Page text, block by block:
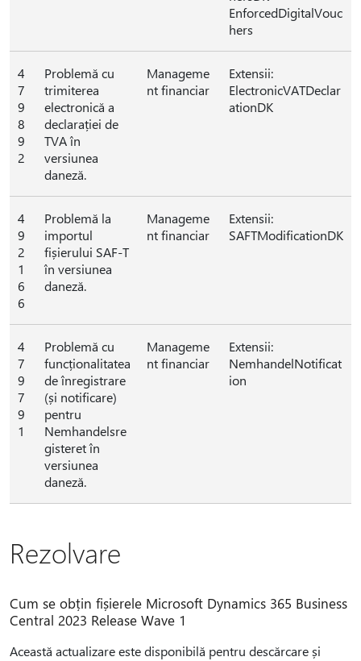
EnforcedDigitalVouc
hers
4
7
9
8
9
2
Problemă cu
trimiterea
electronică a
declarației de
TVA în
versiunea
daneză.
Manageme
nt financiar
Extensii:
ElectronicVATDeclar
ationDK
4
9
2
1
6
6
Problemă la
importul
fișierului SAF-T
în versiunea
daneză.
Manageme
nt financiar
Extensii:
SAFTModificationDK
4
7
9
7
9
1
Problemă cu
funcționalitatea
de înregistrare
(și notificare)
pentru
Nemhandelsre
gisteret în
versiunea
daneză.
Manageme
nt financiar
Extensii:
NemhandelNotificat
ion
Rezolvare
Cum se obțin fișierele Microsoft Dynamics 365 Business
Central 2023 Release Wave 1
Această actualizare este disponibilă pentru descărcare și